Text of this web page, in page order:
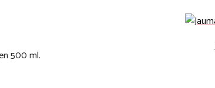
500 ml.